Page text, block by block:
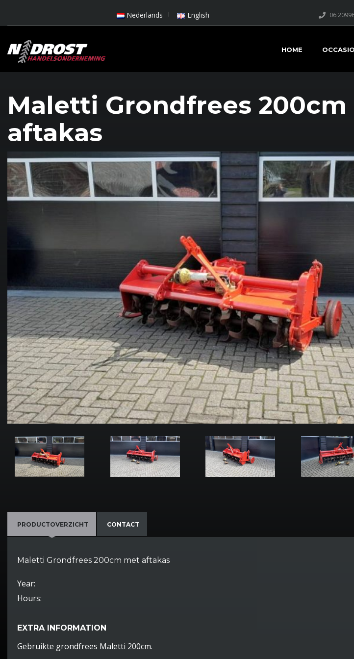
Nederlands English 06
HOME
Maletti Grondfrees
aftakas
PRODUCTOVERZICHT CONTACT
Maletti Grondfrees 200cm met aftakas
Year:
Hours:
EXTRA INFORMATION
Gebruikte grondfrees Maletti 200cm.